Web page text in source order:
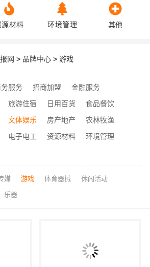
源材料 环境管理 其他
网 > 品牌中心 > 游戏
务服务 招商加盟
金融服务
旅游住宿 日用百货
食品餐饮
文体娱乐 房产地产
农林牧渔
电子电工 资源材料
环境管理
媒 游戏 体育器械 休闲活动
乐器